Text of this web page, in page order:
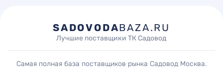
SADOVODABAZA.RU
Лучшие поставщики ТК Садовод
Самая полная база поставщиков рынка Садовод Москва.